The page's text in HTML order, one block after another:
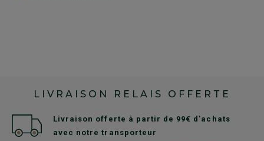
LIVRAISON RELAIS OFFERTE
Livraison offerte à partir de 99€ d'achats
avec notre transporteur